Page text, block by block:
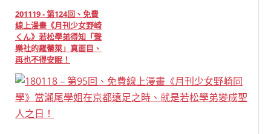
201119 - 第124回、免費
線上漫畫《月刊少女野崎
くん》若松學弟得知「聲
樂社的羅蕾萊」真面目、
再也不得安眠！